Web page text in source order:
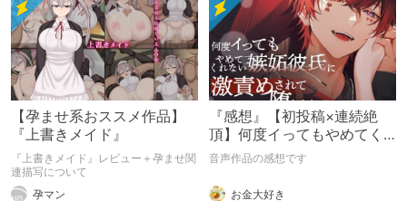
【孕ませ系おススメ作品】
『上書きメイド』
『上書きメイド』レビュー＋孕ませ関
連描写について
孕マン
『感想』【初投稿×連続絶
頂】何度イってもやめてく
れない嫉妬彼氏に激責めさ
音声作品の感想です
お金大好き